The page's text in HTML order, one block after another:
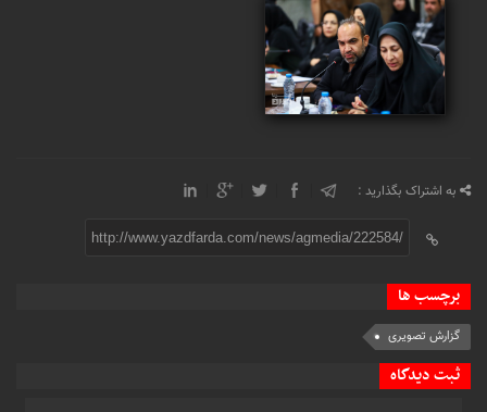
به اشتراک بگذارید :
http://www.yazdfarda.com/news/agmedia/222584/
برچسب ها
گزارش تصویری
ثبت دیدگاه